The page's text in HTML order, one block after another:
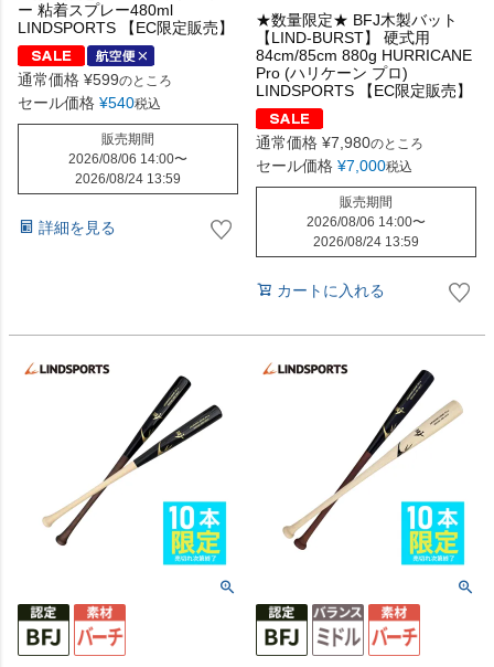
ー 粘着スプレー480ml
LINDSPORTS 【EC限定販売】
通常価格 ¥599のところ
セール価格 ¥540税込
販売期間
2026/08/06 14:00〜
2026/08/24 13:59
詳細を見る
★数量限定★ BFJ木製バット
【LIND-BURST】 硬式用
84cm/85cm 880g HURRICANE
Pro (ハリケーン プロ)
LINDSPORTS 【EC限定販売】
通常価格 ¥7,980のところ
セール価格 ¥7,000税込
販売期間
2026/08/06 14:00〜
2026/08/24 13:59
カートに入れる